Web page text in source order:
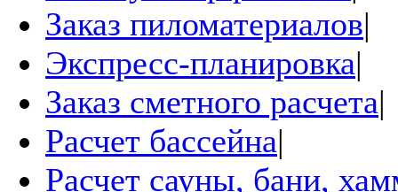
Заказ пиломатериалов|
Экспресс-планировка|
Заказ сметного расчета|
Расчет бассейна|
Расчет сауны, бани,